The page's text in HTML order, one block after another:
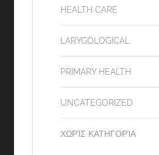
HEALTH CARE
LARYGOLOGICAL
PRIMARY HEALTH
UNCATEGORIZED
ΧΩΡΊΣ ΚΑΤΗΓΟΡΊΑ